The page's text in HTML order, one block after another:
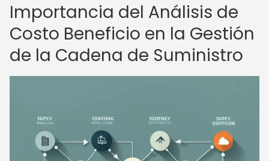
Importancia del Análisis de
Costo Beneficio en la Gestión
de la Cadena de Suministro